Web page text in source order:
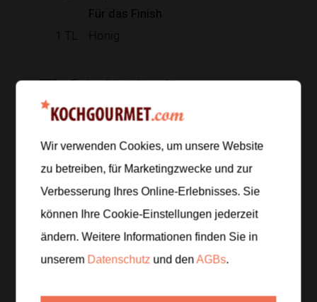
Für das Finish
1 TL Honig
Zur Einkaufsliste hinzufügen
Zubereitung
Schritt 1/4
Die Birne waschen, vierteln, das Kerngehäuse
entfernen und die Viertel in schmale Spalten
schneiden. Den Thymian kurz abspülen und trocken
Wir verwenden Cookies, um unsere Website
zu betreiben, für Marketingzwecke und zur
Verbesserung Ihres Online-Erlebnisses. Sie
können Ihre Cookie-Einstellungen jederzeit
ändern. Weitere Informationen finden Sie in
unserem Datenschutz und denAGBs.